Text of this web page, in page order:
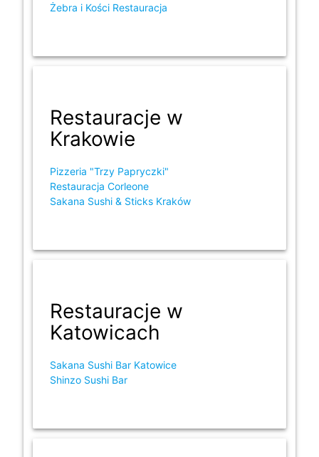
Żebra i Kości Restauracja
Restauracje w
Krakowie
Pizzeria "Trzy Papryczki"
Restauracja Corleone
Sakana Sushi & Sticks Kraków
Restauracje w
Katowicach
Sakana Sushi Bar Katowice
Shinzo Sushi Bar